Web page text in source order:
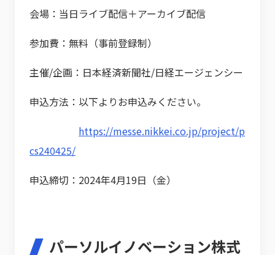
会場：当日ライブ配信＋アーカイブ配信
参加費：無料（事前登録制）
主催/企画：日本経済新聞社/日経エージェンシー
申込方法：以下よりお申込みください。
https://messe.nikkei.co.jp/project/p
cs240425/
申込締切：2024年4月19日（金）
パーソルイノベーション株式